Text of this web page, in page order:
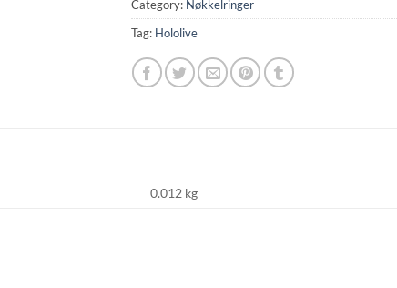
Category: Nøkkelringer
Tag: Hololive
0.012 kg